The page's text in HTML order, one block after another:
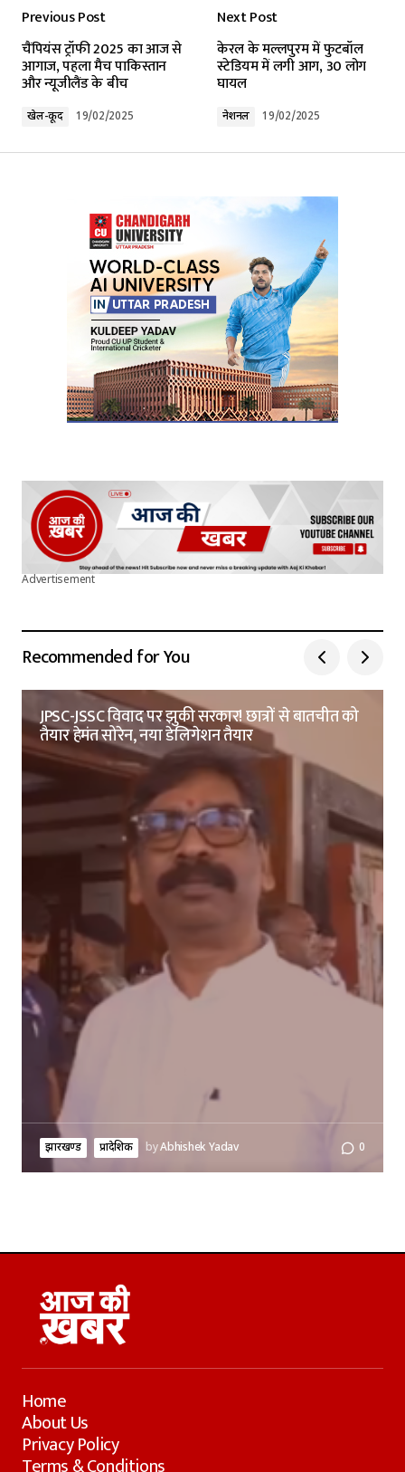
Previous Post
चैंपियंस ट्रॉफी 2025 का आज से
आगाज, पहला मैच पाकिस्तान
और न्यूजीलैंड के बीच
खेल-कूद 19/02/2025
Next Post
केरल के मल्लपुरम में फुटबॉल
स्टेडियम में लगी आग, 30 लोग
घायल
नेशनल 19/02/2025
Advertisement
Recommended for You
JPSC-JSSC विवाद पर झुकी सरकार! छात्रों से बातचीत को
तैयार हेमंत सोरेन, नया डेलिगेशन तैयार
झारखण्ड प्रादेशिक byAbhishek Yadav 0
Home
About Us
Privacy Policy